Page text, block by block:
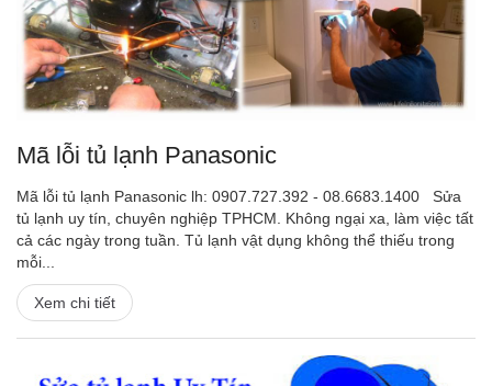
Mã lỗi tủ lạnh Panasonic
Mã lỗi tủ lạnh Panasonic lh: 0907.727.392 - 08.6683.1400 Sửa
tủ lạnh uy tín, chuyên nghiệp TPHCM. Không ngại xa, làm việc tất
cả các ngày trong tuần. Tủ lạnh vật dụng không thể thiếu trong
mỗi...
Xem chi tiết